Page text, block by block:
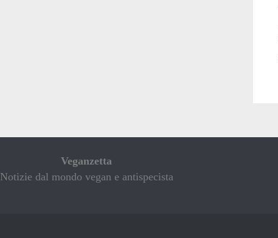
Veganzetta
Notizie dal mondo vegan e antispecista